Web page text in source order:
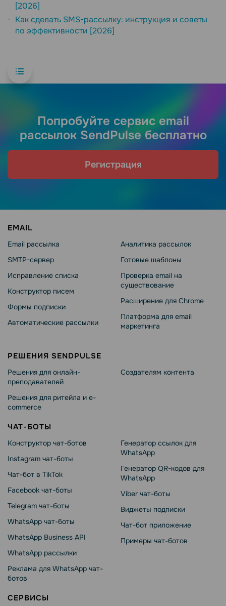
[2026]
Как сделать SMS-рассылку: инструкция и советы
по эффективности [2026]
Попробуйте сервис email
рассылок SendPulse бесплатно
Регистрация
EMAIL
Email рассылка
SMTP-сервер
Исправление списка
Конструктор писем
Формы подписки
Автоматические рассылки
Аналитика рассылок
Готовые шаблоны
Проверка email на
существование
Расширение для Chrome
Платформа для email
маркетинга
РЕШЕНИЯ SENDPULSE
Решения для онлайн-
преподавателей
Решения для ритейла и e-
commerce
Создателям контента
ЧАТ-БОТЫ
Конструктор чат-ботов
Instagram чат-боты
Чат-бот в TikTok
Facebook чат-боты
Telegram чат-боты
WhatsApp чат-боты
WhatsApp Business API
WhatsApp рассылки
Реклама для WhatsApp чат-
ботов
Генератор ссылок для
WhatsApp
Генератор QR-кодов для
WhatsApp
Viber чат-боты
Виджеты подписки
Чат-бот приложение
Примеры чат-ботов
СЕРВИСЫ